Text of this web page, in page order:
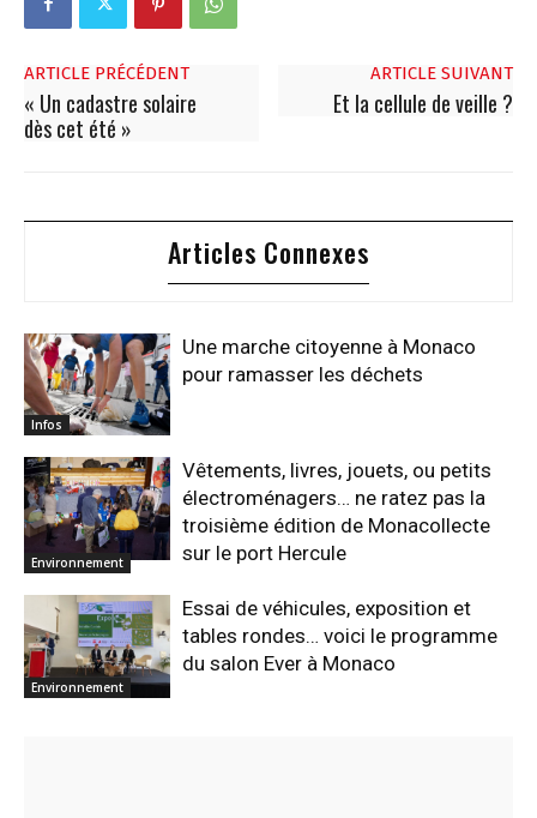
ARTICLE PRÉCÉDENT
« Un cadastre solaire
dès cet été »
ARTICLE SUIVANT
Et la cellule de veille ?
Articles Connexes
Infos
Une marche citoyenne à Monaco
pour ramasser les déchets
Environnement
Vêtements, livres, jouets, ou petits
électroménagers… ne ratez pas la
troisième édition de Monacollecte
sur le port Hercule
Environnement
Essai de véhicules, exposition et
tables rondes… voici le programme
du salon Ever à Monaco